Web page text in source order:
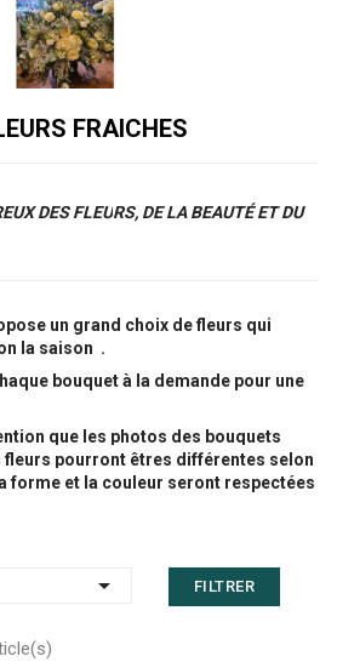
FRAICHES
DES FLEURS, DE LA BEAUTÉ ET DU
un grand choix de fleurs qui
la saison .
bouquet à la demande pour une
que les photos des bouquets
fleurs pourront êtres différentes selon
forme et la couleur seront respectées
 FILTRER